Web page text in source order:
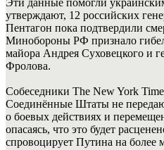
Эти данные помогли
утверждают, 12 российских
Пентагон пока подтвердили
Минобороны РФ признало
майора Андрея Суховецкого и
Фролова.
Собеседники The New York
Соединённые Штаты не
о боевых действиях и
опасаясь, что это будет
спровоцирует Путина на более